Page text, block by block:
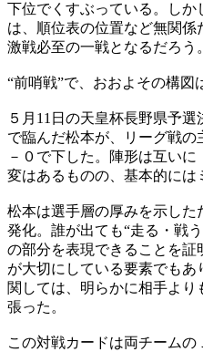
下位でくすぶっている。しか
は、順位表の位置など無関係
激戦必至の一戦となるだろう。
“前哨戦”で、おおよその構図
５月11日の天皇杯長野県予
で臨んだ松本が、リーグ戦の
－０で下した。陣形は互い
変はあるものの、基本的には
松本は選手層の厚みを示し
発化。誰が出ても“走る・戦
の部分を表現できることを証
が大切にしている要素でも
関しては、明らかに相手よ
張った。
この対戦カードは両チーム